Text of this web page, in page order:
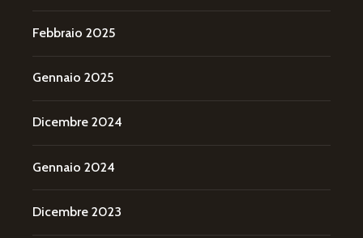
Febbraio 2025
Gennaio 2025
Dicembre 2024
Gennaio 2024
Dicembre 2023